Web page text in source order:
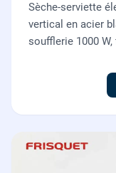
Sèche-serviette
vertical en acier
soufflerie 1000